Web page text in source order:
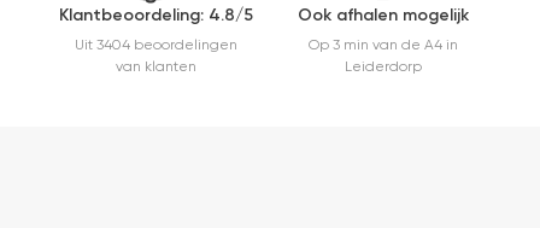
Klantbeoordeling: 4.8/5
Uit 3404 beoordelingen
van klanten
Ook afhalen mogelijk
Op 3 min van de A4 in
Leiderdorp